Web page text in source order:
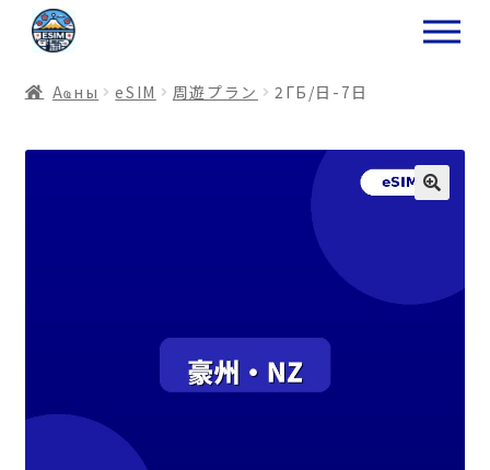
ナ
ビ
ー
ョ
コ
ン
ン
ス
Аҩны еSIM 周遊プラン 2ГБ/日-7日